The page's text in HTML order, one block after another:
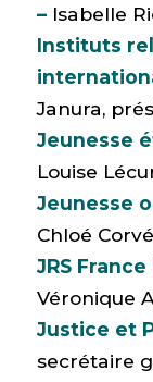
– Isabelle
Instituts
Janura,
Jeunesse
Louise
Jeunesse
Chloé
JRS
Véronique
Justice et
secrétaire